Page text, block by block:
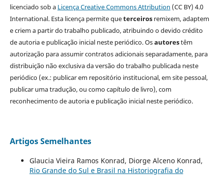
licenciado sob a Licença Creative Commons Attribution (CC BY) 4.0
International. Esta licença permite queterceirosremixem, adaptem
e criem a partir do trabalho publicado, atribuindo o devido crédito
de autoria e publicação inicial neste periódico. Osautorestêm
autorização para assumir contratos adicionais separadamente, para
distribuição não exclusiva da versão do trabalho publicada neste
periódico (ex.: publicar em repositório institucional, em site pessoal,
publicar uma tradução, ou como capítulo de livro), com
reconhecimento de autoria e publicação inicial neste periódico.
Artigos Semelhantes
Glaucia Vieira Ramos Konrad, Diorge Alceno Konrad,
Rio Grande do Sul e Brasil na Historiografia do